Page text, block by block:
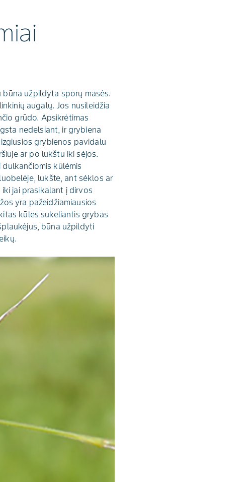
būna užpildyta sporų masės.
augalų. Jos nusileidžia
grūdo. Apsikrėtimas
nedelsiant, ir grybiena
grybienos pavidalu
ar po lukštu iki sėjos.
kūlėmis
lukšte, ant sėklos ar
jai prasikalant į dirvos
yra pažeidžiamiausios
kūles sukeliantis grybas
būna užpildyti